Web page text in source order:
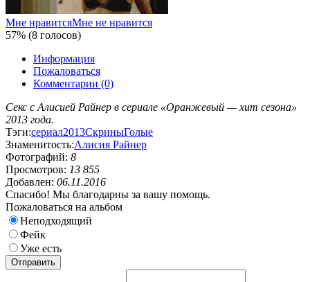
Мне нравитсяМне не нравится
57% (8 голосов)
Информация
Пожаловаться
Комментарии (0)
Секс с Алисией Райнер в сериале «Оранжевый — хит сезона»
2013 года.
Тэги:сериал2013СкриныГолые
Знаменитость:Алисия Райнер
Фотографий: 8
Просмотров: 13 855
Добавлен: 06.11.2016
Спасибо! Мы благодарны за вашу помощь.
Пожаловаться на альбом
Неподходящий
Фейк
Уже есть